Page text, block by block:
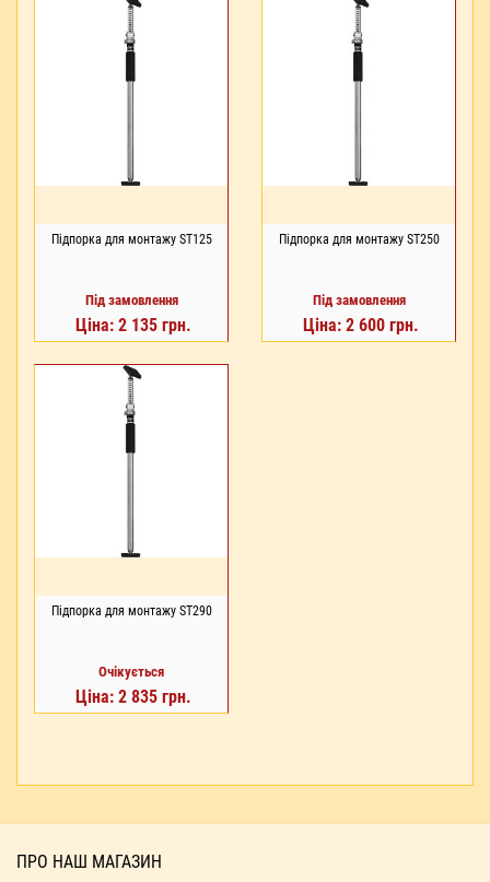
Підпорка для монтажу ST125
Під замовлення
Ціна: 2 135 грн.
Підпорка для монтажу ST250
Під замовлення
Ціна: 2 600 грн.
Підпорка для монтажу ST290
Очікується
Ціна: 2 835 грн.
ПРО НАШ МАГАЗИН